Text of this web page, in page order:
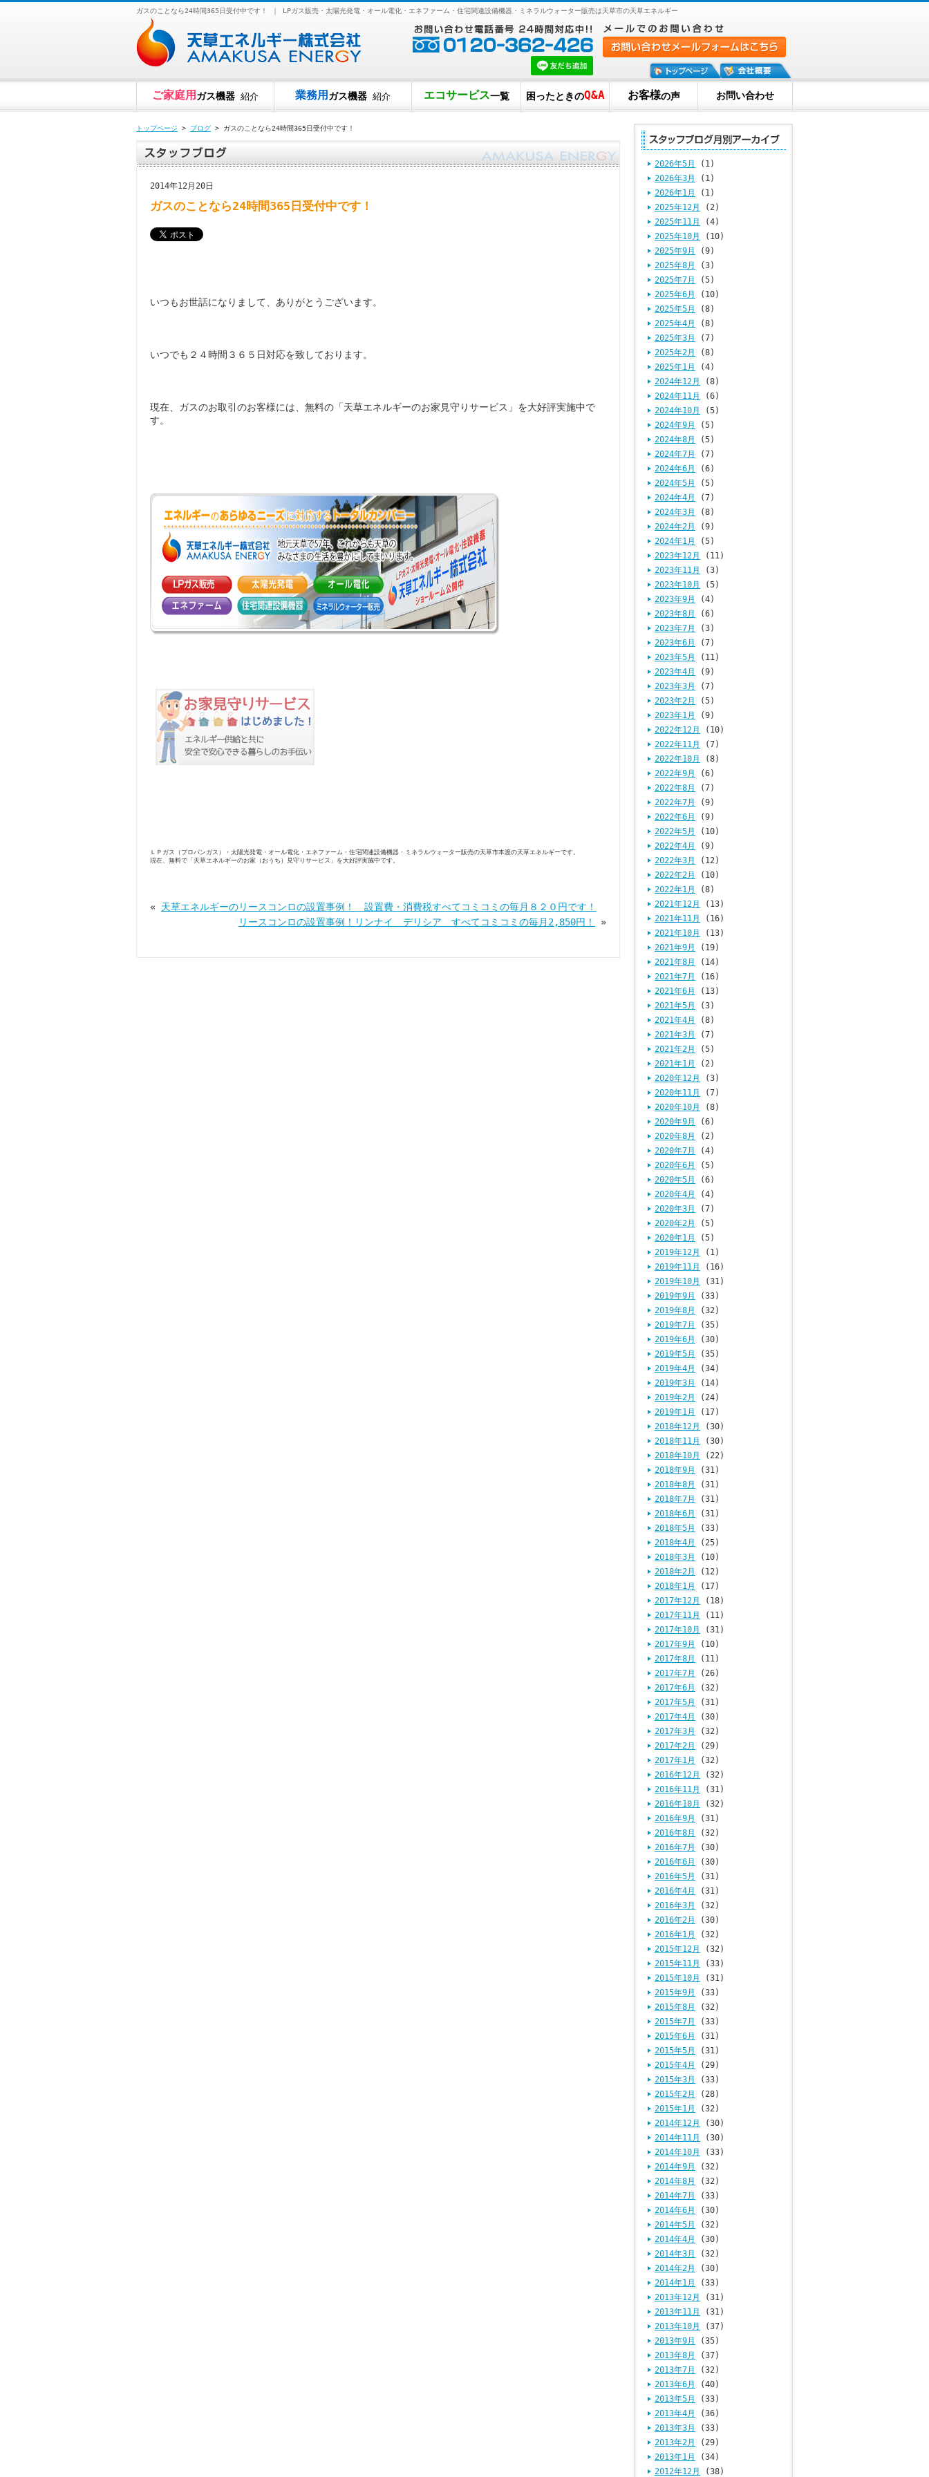
ガスのことなら24時間365日受付中です！ ｜ LPガス販売・太陽光発電・オール電化・エネファーム・住宅関連設備機器・ミネラルウォーター販売は天草市の天草エネルギー
ご家庭用 ガス機器 紹介 業務用 ガス機器 紹介 エコサービス一覧 困ったときのQ&A お客様の声 お問い合わせ
トップページ > ブログ > ガスのことなら24時間365日受付中です！
2014年12月20日
ガスのことなら24時間365日受付中です！
いつもお世話になりまして、ありがとうございます。
いつでも２４時間３６５日対応を致しております。
現在、ガスのお取引のお客様には、無料の「天草エネルギーのお家見守りサービス」を大好評実施中で
す。
ＬＰガス（プロパンガス）・太陽光発電・オール電化・エネファーム・住宅関連設備機器・ミネラルウォーター販売の天草市本渡の天草エネルギーです。
現在、無料で「天草エネルギーのお家（おうち）見守りサービス」を大好評実施中です。
« 天草エネルギーのリースコンロの設置事例！ 設置費・消費税すべてコミコミの毎月８２０円です！
リースコンロの設置事例！リンナイ デリシア すべてコミコミの毎月2,850円！
»
2026年5月
(1)
2026年3月
(1)
2026年1月
(1)
2025年12月
(2)
2025年11月
(4)
2025年10月
(10)
2025年9月
(9)
2025年8月
(3)
2025年7月
(5)
2025年6月
(10)
2025年5月
(8)
2025年4月
(8)
2025年3月
(7)
2025年2月
(8)
2025年1月
(4)
2024年12月
(8)
2024年11月
(6)
2024年10月
(5)
2024年9月
(5)
2024年8月
(5)
2024年7月
(7)
2024年6月
(6)
2024年5月
(5)
2024年4月
(7)
2024年3月
(8)
2024年2月
(9)
2024年1月
(5)
2023年12月
(11)
2023年11月
(3)
2023年10月
(5)
2023年9月
(4)
2023年8月
(6)
2023年7月
(3)
2023年6月
(7)
2023年5月
(11)
2023年4月
(9)
2023年3月
(7)
2023年2月
(5)
2023年1月
(9)
2022年12月
(10)
2022年11月
(7)
2022年10月
(8)
2022年9月
(6)
2022年8月
(7)
2022年7月
(9)
2022年6月
(9)
2022年5月
(10)
2022年4月
(9)
2022年3月
(12)
2022年2月
(10)
2022年1月
(8)
2021年12月
(13)
2021年11月
(16)
2021年10月
(13)
2021年9月
(19)
2021年8月
(14)
2021年7月
(16)
2021年6月
(13)
2021年5月
(3)
2021年4月
(8)
2021年3月
(7)
2021年2月
(5)
2021年1月
(2)
2020年12月
(3)
2020年11月
(7)
2020年10月
(8)
2020年9月
(6)
2020年8月
(2)
2020年7月
(4)
2020年6月
(5)
2020年5月
(6)
2020年4月
(4)
2020年3月
(7)
2020年2月
(5)
2020年1月
(5)
2019年12月
(1)
2019年11月
(16)
2019年10月
(31)
2019年9月
(33)
2019年8月
(32)
2019年7月
(35)
2019年6月
(30)
2019年5月
(35)
2019年4月
(34)
2019年3月
(14)
2019年2月
(24)
2019年1月
(17)
2018年12月
(30)
2018年11月
(30)
2018年10月
(22)
2018年9月
(31)
2018年8月
(31)
2018年7月
(31)
2018年6月
(31)
2018年5月
(33)
2018年4月
(25)
2018年3月
(10)
2018年2月
(12)
2018年1月
(17)
2017年12月
(18)
2017年11月
(11)
2017年10月
(31)
2017年9月
(10)
2017年8月
(11)
2017年7月
(26)
2017年6月
(32)
2017年5月
(31)
2017年4月
(30)
2017年3月
(32)
2017年2月
(29)
2017年1月
(32)
2016年12月
(32)
2016年11月
(31)
2016年10月
(32)
2016年9月
(31)
2016年8月
(32)
2016年7月
(30)
2016年6月
(30)
2016年5月
(31)
2016年4月
(31)
2016年3月
(32)
2016年2月
(30)
2016年1月
(32)
2015年12月
(32)
2015年11月
(33)
2015年10月
(31)
2015年9月
(33)
2015年8月
(32)
2015年7月
(33)
2015年6月
(31)
2015年5月
(31)
2015年4月
(29)
2015年3月
(33)
2015年2月
(28)
2015年1月
(32)
2014年12月
(30)
2014年11月
(30)
2014年10月
(33)
2014年9月
(32)
2014年8月
(32)
2014年7月
(33)
2014年6月
(30)
2014年5月
(32)
2014年4月
(30)
2014年3月
(32)
2014年2月
(30)
2014年1月
(33)
2013年12月
(31)
2013年11月
(31)
2013年10月
(37)
2013年9月
(35)
2013年8月
(37)
2013年7月
(32)
2013年6月
(40)
2013年5月
(33)
2013年4月
(36)
2013年3月
(33)
2013年2月
(29)
2013年1月
(34)
2012年12月
(38)